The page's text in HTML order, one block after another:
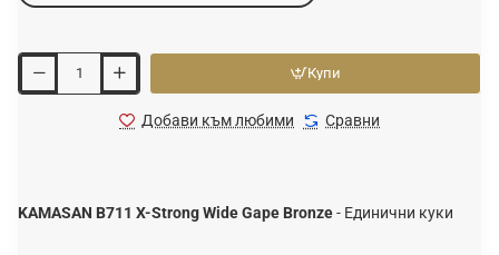
Купи
Добави към любими Сравни
KAMASAN B711 X-Strong Wide Gape Bronze- Единични куки